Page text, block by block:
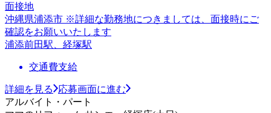
面接地
沖縄県浦添市 ※詳細な勤務地につきましては、面接時にご
確認をお願いいたします
浦添前田駅、経塚駅
交通費支給
詳細を見る
応募画面に進む
アルバイト・パート